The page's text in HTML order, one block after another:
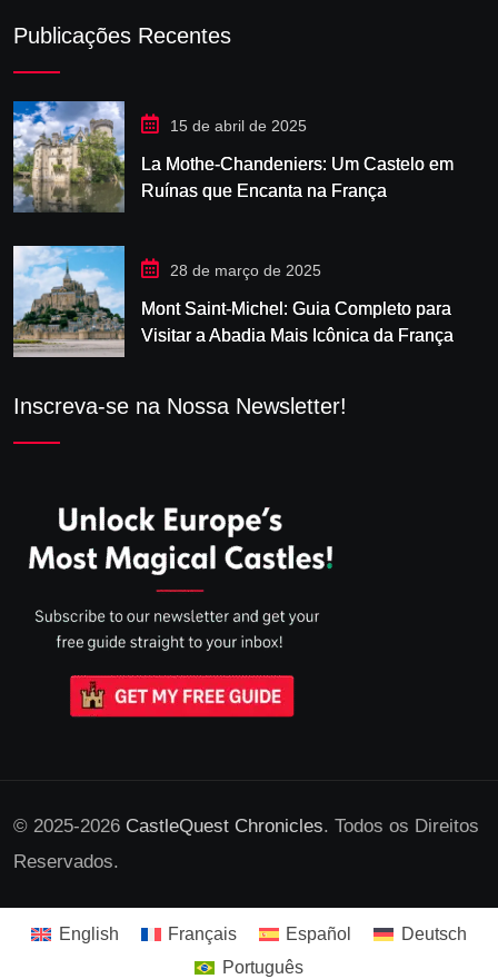
Publicações Recentes
15 de abril de 2025
La Mothe-Chandeniers: Um Castelo em
Ruínas que Encanta na França
28 de março de 2025
Mont Saint-Michel: Guia Completo para
Visitar a Abadia Mais Icônica da França
Inscreva-se na Nossa Newsletter!
© 2025-2026 CastleQuest Chronicles. Todos os Direitos
Reservados.
English Français Español
Deutsch
Português